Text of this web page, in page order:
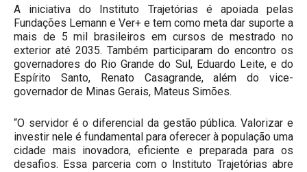
A iniciativa do Instituto Trajetórias é apoiada pelas
Fundações Lemann e Ver+ e tem como meta dar suporte a
mais de 5 mil brasileiros em cursos de mestrado no
exterior até 2035. Também participaram do encontro os
governadores do Rio Grande do Sul, Eduardo Leite, e do
Espírito Santo, Renato Casagrande, além do vice-
governador de Minas Gerais, Mateus Simões.
“O servidor é o diferencial da gestão pública. Valorizar e
investir nele é fundamental para oferecer à população uma
cidade mais inovadora, eficiente e preparada para os
desafios. Essa parceria com o Instituto Trajetórias abre